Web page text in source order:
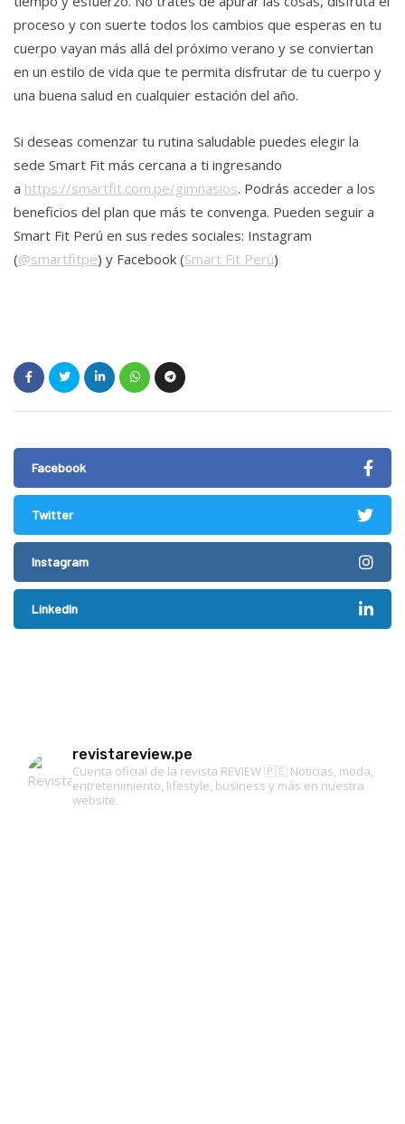
proceso y con suerte todos los cambios que esperas en tu
cuerpo vayan más allá del próximo verano y se conviertan
en un estilo de vida que te permita disfrutar de tu cuerpo y
una buena salud en cualquier estación del año.
Si deseas comenzar tu rutina saludable puedes elegir la
sede Smart Fit más cercana a ti ingresando
a https://smartfit.com.pe/gimnasios. Podrás acceder a los
beneficios del plan que más te convenga. Pueden seguir a
Smart Fit Perú en sus redes sociales: Instagram
(@smartfitpe) y Facebook (Smart Fit Perú)
Facebook
Twitter
Instagram
LinkedIn
revistareview.pe
Cuenta oficial de la revista REVIEW 🇵🇪 Noticias, moda,
entretenimiento, lifestyle, business y más en nuestra
website.